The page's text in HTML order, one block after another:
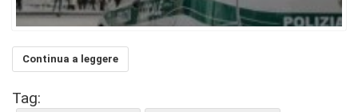
Continua a leggere
Tag: